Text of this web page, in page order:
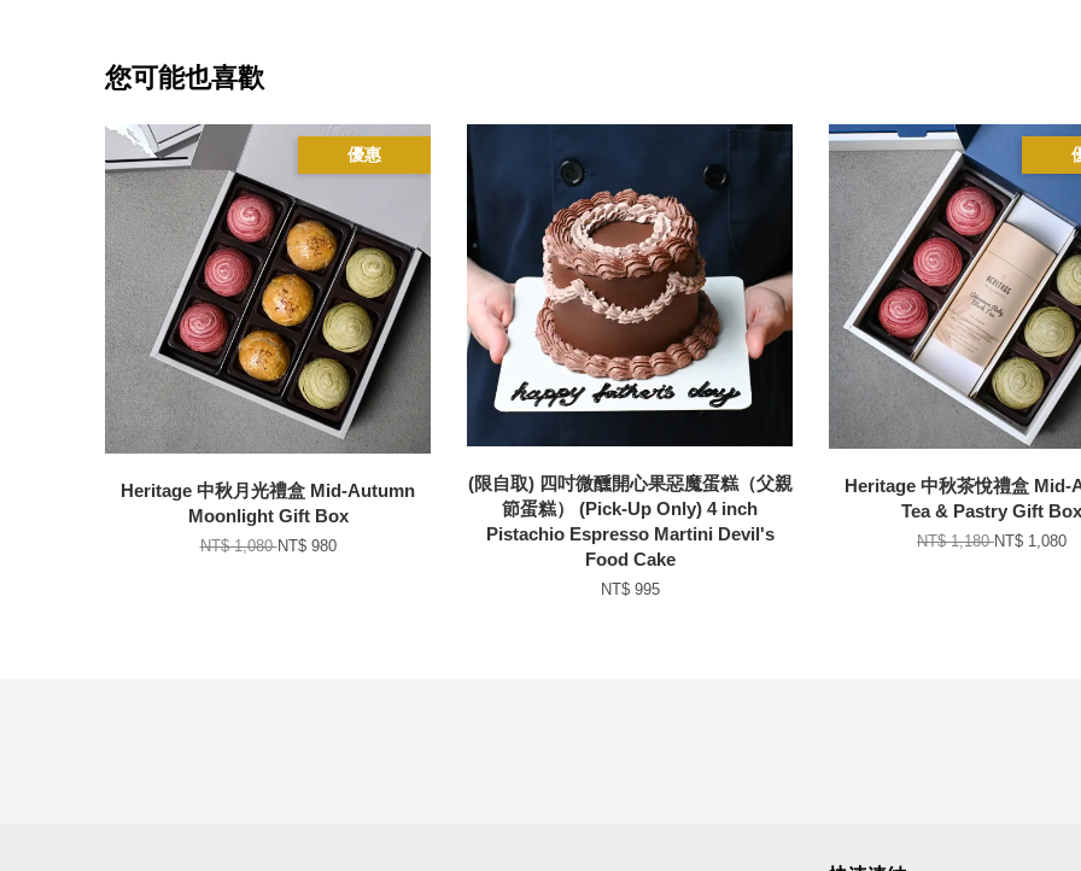
您可能也喜歡
優惠
Heritage 中秋月光禮盒 Mid-Autumn
Moonlight Gift Box
NT$ 1,080NT$ 980
(限自取) 四吋微醺開心果惡魔蛋糕（父親
節蛋糕） (Pick-Up Only) 4 inch
Pistachio Espresso Martini Devil's
Food Cake
NT$ 995
Heritage 中秋茶悅禮盒 Mid-
Tea & Pastry Gift Box
NT$ 1,180NT$ 1,080